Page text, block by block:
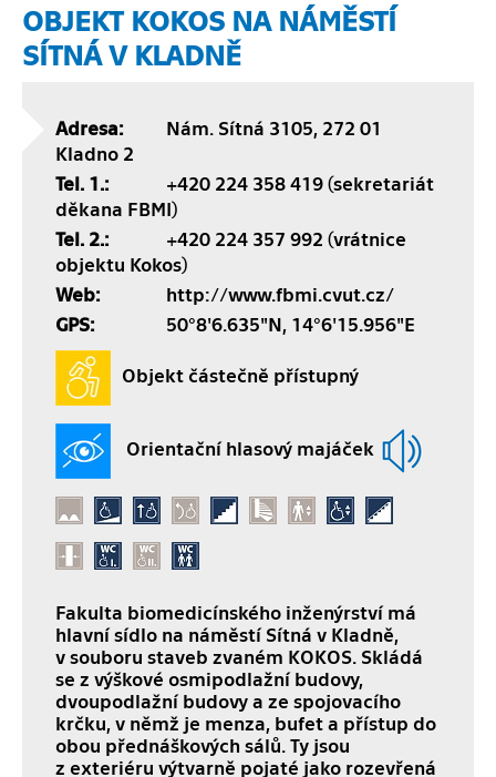
OBJEKT KOKOS NA NÁMĚSTÍ
SÍTNÁ V KLADNĚ
Adresa:
Nám. Sítná 3105, 272 01
Kladno 2
Tel. 1.:
+420 224 358 419 (sekretariát
děkana FBMI)
Tel. 2.:
+420 224 357 992 (vrátnice
objektu Kokos)
Web:
http://www.fbmi.cvut.cz/
GPS:
50°8'6.635"N, 14°6'15.956"E
Objekt částečně přístupný
Orientační hlasový majáček
Fakulta biomedicínského inženýrství má
hlavní sídlo na náměstí Sítná v Kladně,
v souboru staveb zvaném KOKOS. Skládá
se z výškové osmipodlažní budovy,
dvoupodlažní budovy a ze spojovacího
krčku, v němž je menza, bufet a přístup do
obou přednáškových sálů. Ty jsou
z exteriéru výtvarně pojaté jako rozevřená